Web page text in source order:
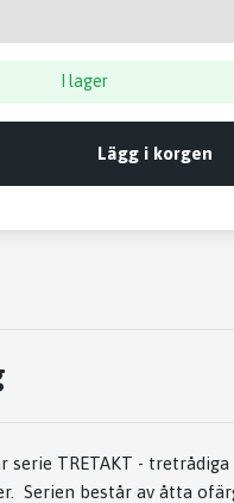
I lager
Lägg i korgen
serie TRETAKT - tretrådiga
Serien består av åtta